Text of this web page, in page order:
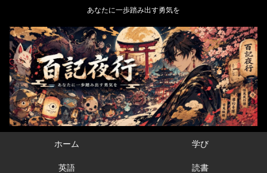
あなたに一歩踏み出す勇気を
ホーム 学び
英語 読書